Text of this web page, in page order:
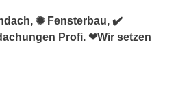
✺ Fensterbau, ✔️
Profi. ❤Wir setzen